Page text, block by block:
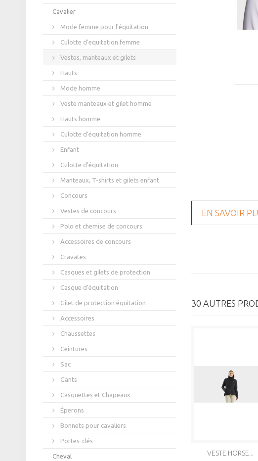
EN SAVOIR
30 AUTRES
VESTE HORSE...
Cavalier
Mode femme pour l'équitation
Culotte d'equitation femme
Vestes, manteaux et gilets
Hauts
Mode homme
Veste manteaux et gilet homme
Hauts homme
Culotte d'équitation homme
Enfant
Culotte d'équitation
Manteaux, T-shirts et gilets enfant
Concours
Vestes de concours
Polo et chemise de concours
Accessoires de concours
Cravates
Casques et gilets de protection
Casque d'équitation
Gilet de protection équitation
Accessoires
Chaussettes
Ceintures
Sac
Gants
Casquettes et Chapeaux
Éperons
Bonnets pour cavaliers
Portes-clés
Cheval